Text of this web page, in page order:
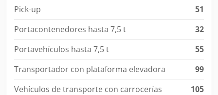
Pick-up
51
Portacontenedores hasta 7,5 t
32
Portavehículos hasta 7,5 t
55
Transportador con plataforma elevadora
99
Vehículos de transporte con carrocerías
105